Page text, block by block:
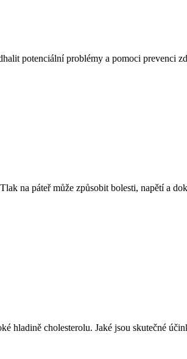
potenciální problémy a pomoci prevenci
na páteř může způsobit bolesti, napětí a
cholesterolu. Jaké jsou skutečné